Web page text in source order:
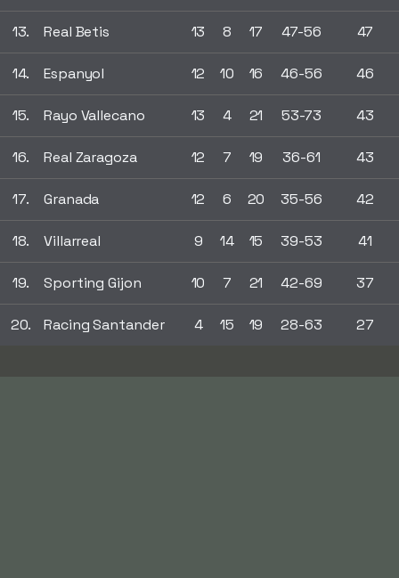
13. Real Betis 13 8 17 47-56 47
14. Espanyol 12 10 16 46-56 46
15. Rayo Vallecano 13 4 21 53-73 43
16. Real Zaragoza 12 7 19 36-61 43
17. Granada 12 6 20 35-56 42
18. Villarreal 9 14 15 39-53 41
19. Sporting Gijon 10 7 21 42-69 37
20. Racing Santander 4 15 19 28-63 27